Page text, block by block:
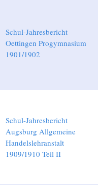
Schul-Jahresbericht
Oettingen Progymnasium
1901/1902
Schul-Jahresbericht
Augsburg Allgemeine
Handelslehranstalt
1909/1910 Teil II